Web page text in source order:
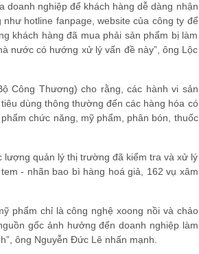
doanh nghiệp để khách hàng dễ dàng nhận
hotline fanpage, website của công ty để
khách hàng đã mua phải sản phẩm bị làm
nước có hướng xử lý vấn đề này”, ông Lộc
Công Thương) cho rằng, các hành vi sản
dùng thông thường đến các hàng hóa có
chức năng, mỹ phẩm, phân bón, thuốc
quản lý thị trường đã kiểm tra và xử lý
- nhãn bao bì hàng hoá giả, 162 vụ xâm
phẩm chỉ là công nghệ xoong nồi và chảo
gốc ảnh hưởng đến doanh nghiệp làm
ông Nguyễn Đức Lê nhấn mạnh.